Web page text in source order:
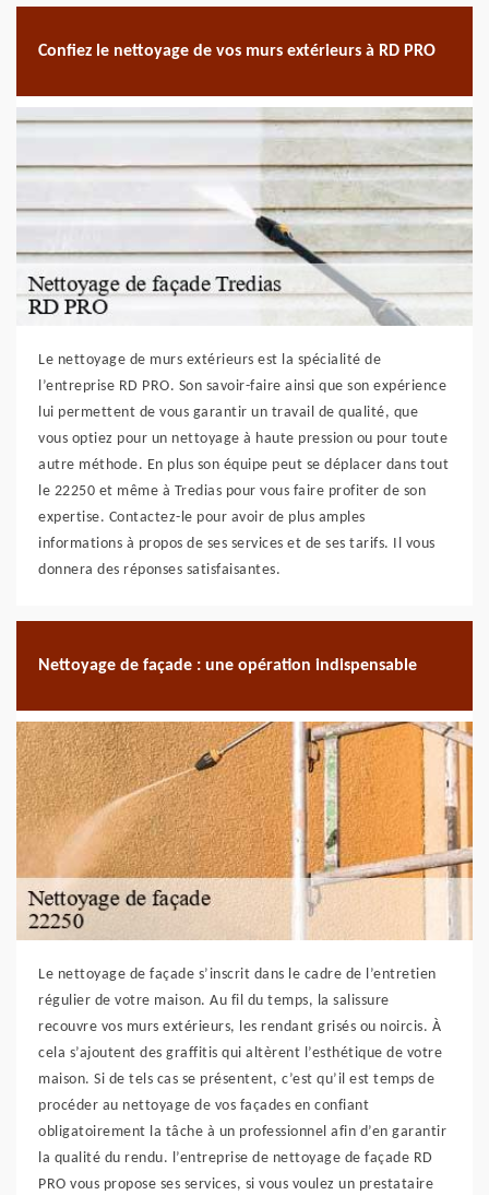
Confiez le nettoyage de vos murs extérieurs à RD PRO
Le nettoyage de murs extérieurs est la spécialité de
l’entreprise RD PRO. Son savoir-faire ainsi que son expérience
lui permettent de vous garantir un travail de qualité, que
vous optiez pour un nettoyage à haute pression ou pour toute
autre méthode. En plus son équipe peut se déplacer dans tout
le 22250 et même à Tredias pour vous faire profiter de son
expertise. Contactez-le pour avoir de plus amples
informations à propos de ses services et de ses tarifs. Il vous
donnera des réponses satisfaisantes.
Nettoyage de façade : une opération indispensable
Le nettoyage de façade s’inscrit dans le cadre de l’entretien
régulier de votre maison. Au fil du temps, la salissure
recouvre vos murs extérieurs, les rendant grisés ou noircis. À
cela s’ajoutent des graffitis qui altèrent l’esthétique de votre
maison. Si de tels cas se présentent, c’est qu’il est temps de
procéder au nettoyage de vos façades en confiant
obligatoirement la tâche à un professionnel afin d’en garantir
la qualité du rendu. l’entreprise de nettoyage de façade RD
PRO vous propose ses services, si vous voulez un prestataire